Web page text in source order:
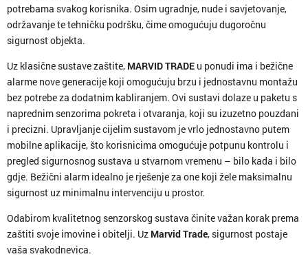
potrebama svakog korisnika. Osim ugradnje, nude i savjetovanje,
održavanje te tehničku podršku, čime omogućuju dugoročnu
sigurnost objekta.
Uz klasične sustave zaštite, MARVID TRADE u ponudi ima i bežične
alarme nove generacije koji omogućuju brzu i jednostavnu montažu
bez potrebe za dodatnim kabliranjem. Ovi sustavi dolaze u paketu s
naprednim senzorima pokreta i otvaranja, koji su izuzetno pouzdani
i precizni. Upravljanje cijelim sustavom je vrlo jednostavno putem
mobilne aplikacije, što korisnicima omogućuje potpunu kontrolu i
pregled sigurnosnog sustava u stvarnom vremenu – bilo kada i bilo
gdje. Bežični alarm idealno je rješenje za one koji žele maksimalnu
sigurnost uz minimalnu intervenciju u prostor.
Odabirom kvalitetnog senzorskog sustava činite važan korak prema
zaštiti svoje imovine i obitelji. Uz Marvid Trade, sigurnost postaje
vaša svakodnevica.